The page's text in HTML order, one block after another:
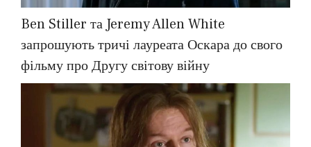
Ben Stiller та Jeremy Allen White
запрошують тричі лауреата Оскара до свого
фільму про Другу світову війну